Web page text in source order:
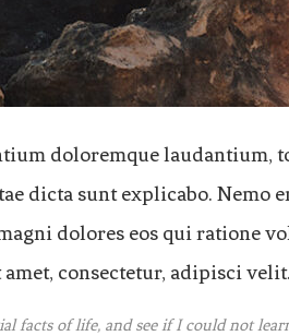
doloremque laudantium,
dicta sunt explicabo. Nemo
dolores eos qui ratione
consectetur, adipisci velit.
facts of life, and see if I could not